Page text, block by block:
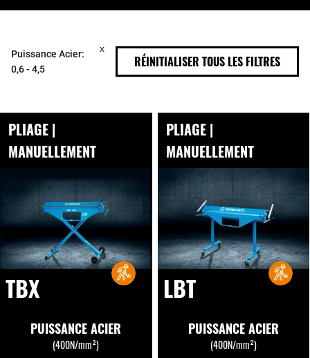
Puissance Acier:
0,6 - 4,5
RÉINITIALISER TOUS LES FILTRES
PLIAGE |
MANUELLEMENT
TBX
PUISSANCE ACIER
(400N/mm²)
PLIAGE |
MANUELLEMENT
LBT
PUISSANCE ACIER
(400N/mm²)